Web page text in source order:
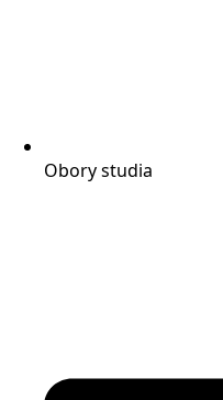
Obory studia